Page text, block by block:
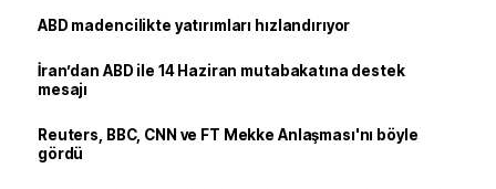
ABD madencilikte yatırımları hızlandırıyor
İran’dan ABD ile 14 Haziran mutabakatına destek
mesajı
Reuters, BBC, CNN ve FT Mekke Anlaşması'nı böyle
gördü